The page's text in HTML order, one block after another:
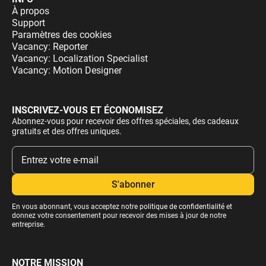
À propos
Support
Paramètres des cookies
Vacancy: Reporter
Vacancy: Localization Specialist
Vacancy: Motion Designer
INSCRIVEZ-VOUS ET ÉCONOMISEZ
Abonnez-vous pour recevoir des offres spéciales, des cadeaux
gratuits et des offres uniques.
En vous abonnant, vous acceptez notre politique de confidentialitéet
donnez votre consentement pour recevoir des mises à jour de notre
entreprise.
NOTRE MISSION